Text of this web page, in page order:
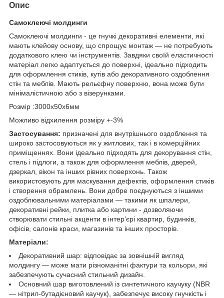
Опис
Самоклеючі молдинги
Самоклеючі молдинги - це гнучкі декоративні елементи, які
мають клейову основу, що спрощує монтаж — не потребують
додаткового клею чи інструментів. Завдяки своїй еластичності
матеріал легко адаптується до поверхні, ідеально підходить
для оформлення стиків, кутів або декоративного оздоблення
стін та меблів. Мають рельєфну поверхню, вона може бути
мінімалістичною або з візерунками.
Розмір :3000х50х6мм
Можливо відхилення розміру +-3%
Застосування: призначені для внутрішнього оздоблення та
широко застосовуються як у житлових, так і в комерційних
приміщеннях. Вони ідеально підходять для декорування стін,
стель і підлоги, а також для оформлення меблів, дверей,
дзеркал, вікон та інших рівних поверхонь. Також
використовують для маскування дефектів, оформлення стиків
і створення обрамлень. Вони добре поєднуються з іншими
оздоблювальними матеріалами — такими як шпалери,
декоративні рейки, плитка або картини - дозволяючи
створювати стильні акценти в інтер’єрі квартир, будинків,
офісів, салонів краси, магазинів та інших просторів.
Матеріали:
Декоративний шар: відповідає за зовнішній вигляд
молдингу — може мати різноманітні фактури та кольори, які
забезпечують сучасний стильний дизайн.
Основний шар виготовлений із синтетичного каучуку (NBR
— нітрил-бутадієновий каучук), забезпечує високу гнучкість і